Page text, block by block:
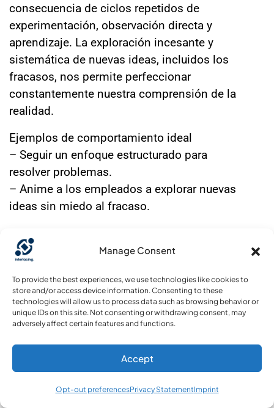
Manage Consent
To provide the best experiences, we use technologies like cookies to
store and/or access device information. Consenting to these
technologies will allow us to process data such as browsing behavior or
unique IDs on this site. Not consenting or withdrawing consent, may
adversely affect certain features and functions.
Accept
Opt-out preferencesPrivacy StatementImprint
consecuencia de ciclos repetidos de
experimentación, observación directa y
aprendizaje. La exploración incesante y
sistemática de nuevas ideas, incluidos los
fracasos, nos permite perfeccionar
constantemente nuestra comprensión de la
realidad.
Ejemplos de comportamiento ideal
– Seguir un enfoque estructurado para
resolver problemas.
– Anime a los empleados a explorar nuevas
ideas sin miedo al fracaso.
Alineación de la solución de
interconexión
Marcos estructurados y organizados
Enfoques integrados de mejores prácticas:
(RACI, RASCI, SIPOC),
Metodologías científicas de mejora: Lean
Six Sigma, Simulación, análisis de impacto
basado en la inteligencia